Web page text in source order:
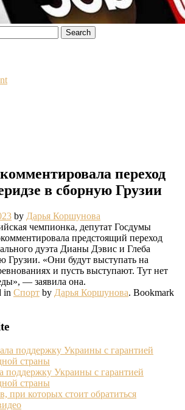
переход
в сборную Грузии
by Дарья Коршунова
чемпионка, депутат Госдумы
предстоящий переход
дуэта Дианы Дэвис и Глеба
Грузии. «Они будут выступать на
и пусть выступают. Тут нет
— заявила она.
in Спорт by Дарья Коршунова. Bookmark
поддержку Украины с гарантией
страны